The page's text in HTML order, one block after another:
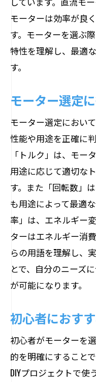
選び方
用途に応じ
モーターの
方
エネルギー
用途に応じ
直流モーターと
ガイド
直流モータ
交流モータ
直流と交流
各モーター
直流・交流
モーター選
ステッピングモ
際の注意点
ステッピン
注意すべき
モーターは効率が良
す。モーターを選ぶ
特性を理解し、最適
す。
モーター選定
モーター選定におい
性能や用途を正確に
「トルク」は、モー
用途に応じて適切な
す。また「回転数」
も用途によって最適
率」は、エネルギー
ターはエネルギー消
らの用語を理解し、
とで、自分のニーズ
が可能になります。
初心者におす
初心者がモーターを
的を明確にすること
DIYプロジェクトで